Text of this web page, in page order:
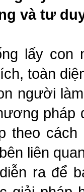
và tư
lấy con
toàn
người
pháp
theo
liên
ra để